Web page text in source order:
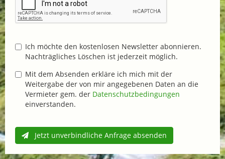
Ich möchte den kostenlosen Newsletter abonnieren.
Nachträgliches Löschen ist jederzeit möglich.
Mit dem Absenden erkläre ich mich mit der
Weitergabe der von mir angegebenen Daten an die
Vermieter gem. der Datenschutzbedingungen
einverstanden.
Jetzt unverbindliche Anfrage absenden